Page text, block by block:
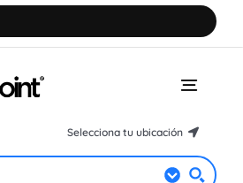
Toggle
Selecciona tu ubicación